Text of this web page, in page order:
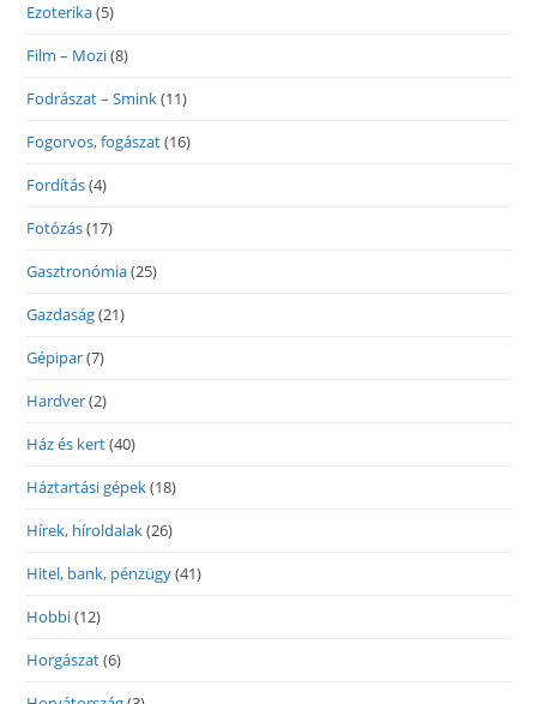
Ezoterika(5)
Film – Mozi(8)
Fodrászat – Smink(11)
Fogorvos, fogászat(16)
Fordítás(4)
Fotózás(17)
Gasztronómia(25)
Gazdaság(21)
Gépipar(7)
Hardver(2)
Ház és kert(40)
Háztartási gépek(18)
Hírek, híroldalak(26)
Hitel, bank, pénzügy(41)
Hobbi(12)
Horgászat(6)